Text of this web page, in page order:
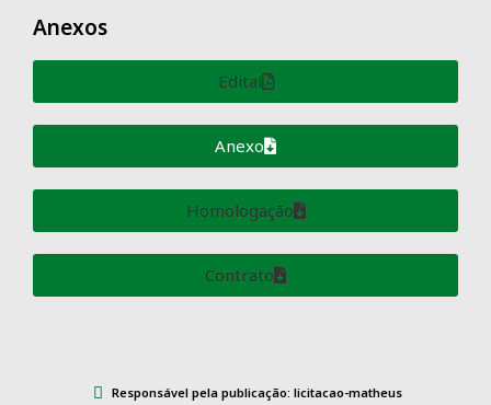
Anexos
Edital
Anexo
Homologação
Contrato
Responsável pela publicação: licitacao-matheus